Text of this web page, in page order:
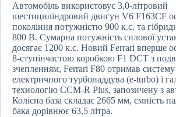
Автомобіль використовує 3,0-літровий
шестициліндровий двигун V6 F163CF
покоління потужністю 900 к.с. та
800 В. Сумарна потужність силової
досягає 1200 к.с. Новий Ferrari вперше
8-ступінчастою коробкою F1 DCT з
зчепленням, Ferrari F80 отримав систему
електричного турбонаддува (e-turbo) і
технологію CCM-R Plus, запозичену з
Колісна база складає 2665 мм, ємність
бака дорівнює 63,5 літра.